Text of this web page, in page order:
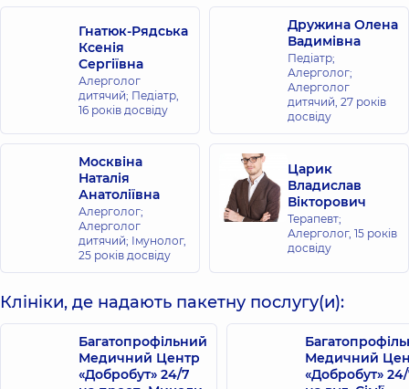
Гнатюк-Рядська
Ксенія
Сергіївна
Алерголог
дитячий; Педіатр,
16 років досвіду
Дружина Олена
Вадимівна
Педіатр;
Алерголог;
Алерголог
дитячий, 27 років
досвіду
Москвіна
Наталія
Анатоліївна
Алерголог;
Алерголог
дитячий; Імунолог,
25 років досвіду
Царик
Владислав
Вікторович
Терапевт;
Алерголог, 15 років
досвіду
Клініки, де надають пакетну послугу(и):
Багатопрофільний
Медичний Центр
«Добробут» 24/7
Медичний
«Добробут»